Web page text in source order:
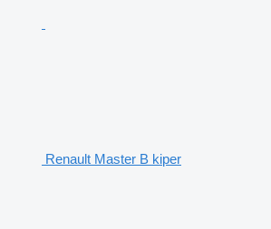
Renault Master B kiper